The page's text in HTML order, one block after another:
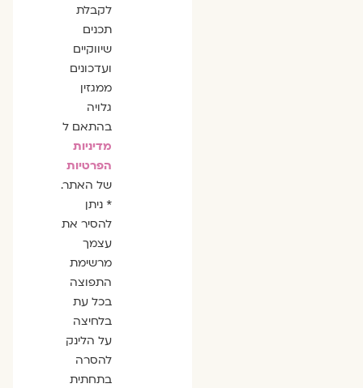
לקבלת
תכנים
שיווקיים
ועדכונים
ממגזין
גלויה
בהתאם ל
מדיניות
הפרטיות
של האתר.
* ניתן
להסיר את
עצמך
מרשימת
התפוצה
בכל עת
בלחיצה
על הלינק
להסרה
בתחתית